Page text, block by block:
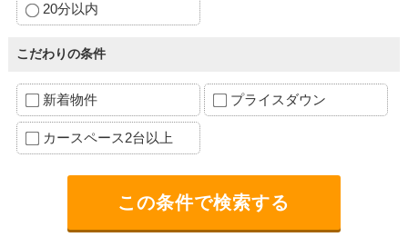
20分以内
こだわりの条件
新着物件 プライスダウン
カースペース2台以上